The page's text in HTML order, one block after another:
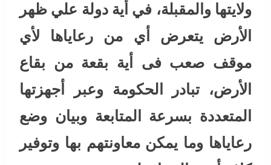
ولايتها والمقبلة، في أية دولة علي ظهر
الأرض يتعرض أي من رعاياها لأي
موقف صعب فى أية بقعة من بقاع
الأرض، تبادر الحكومة وعبر أجهزتها
المتعددة بسرعة المتابعة وبيان وضع
رعاياها وما يمكن معاونتهم بها وتوفير